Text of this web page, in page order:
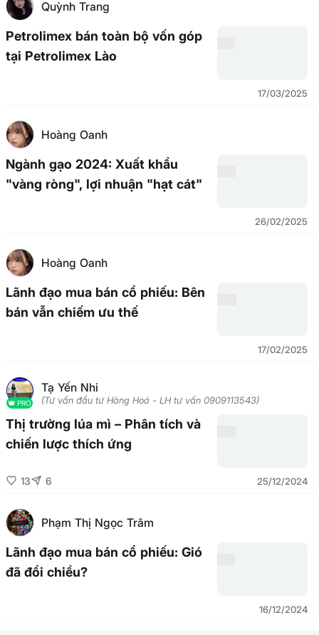
Quỳnh Trang
Petrolimex bán toàn bộ vốn góp
tại Petrolimex Lào
17/03/2025
Hoàng Oanh
Ngành gạo 2024: Xuất khẩu
"vàng ròng", lợi nhuận "hạt cát"
26/02/2025
Hoàng Oanh
Lãnh đạo mua bán cổ phiếu: Bên
bán vẫn chiếm ưu thế
17/02/2025
PRO
Tạ Yến Nhi
(Tư vấn đầu tư Hàng Hoá - LH tư vấn 0909113543)
Thị trường lúa mì – Phân tích và
chiến lược thích ứng
13 6 25/12/2024
Phạm Thị Ngọc Trâm
Lãnh đạo mua bán cổ phiếu: Gió
đã đổi chiều?
16/12/2024